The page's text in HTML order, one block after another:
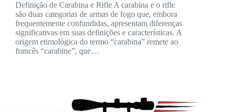
Definição de Carabina e Rifle A carabina e o rifle
são duas categorias de armas de fogo que, embora
frequentemente confundidas, apresentam diferenças
significativas em suas definições e características. A
origem etimológica do termo “carabina” remete ao
francês “carabine”, que…